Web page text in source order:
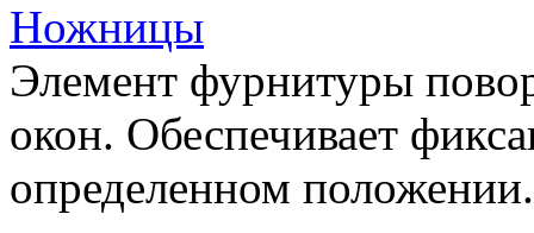
Ножницы
Элемент фурнитуры
окон. Обеспечивает
определенном положении.